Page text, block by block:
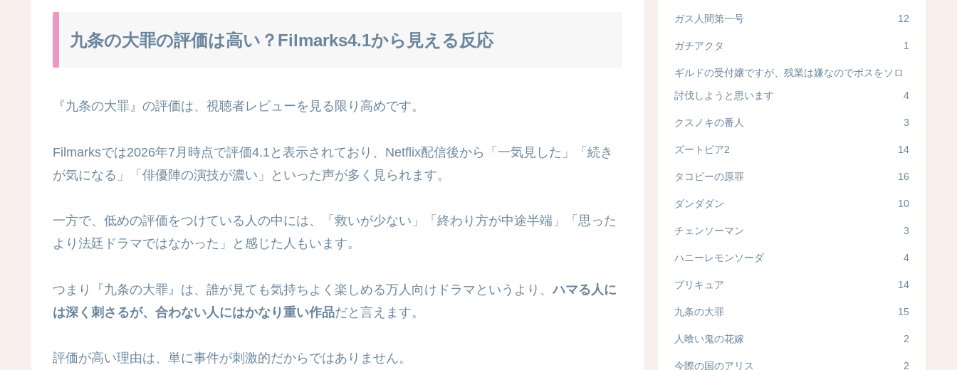
九条の大罪の評価は高い？Filmarks4.1から見える反応
『九条の大罪』の評価は、視聴者レビューを見る限り高めです。
Filmarksでは2026年7月時点で評価4.1と表示されており、Netflix配信後から「一気見した」「続き
が気になる」「俳優陣の演技が濃い」といった声が多く見られます。
一方で、低めの評価をつけている人の中には、「救いが少ない」「終わり方が中途半端」「思った
より法廷ドラマではなかった」と感じた人もいます。
つまり『九条の大罪』は、誰が見ても気持ちよく楽しめる万人向けドラマというより、ハマる人に
は深く刺さるが、合わない人にはかなり重い作品だと言えます。
評価が高い理由は、単に事件が刺激的だからではありません。
ガス人間第一号 12
ガチアクタ 1
ギルドの受付嬢ですが、残業は嫌なのでボスをソロ
討伐しようと思います
4
クスノキの番人 3
ズートピア2 14
タコピーの原罪 16
ダンダダン 10
チェンソーマン 3
ハニーレモンソーダ 4
プリキュア 14
九条の大罪 15
人喰い鬼の花嫁 2
今際の国のアリス 2